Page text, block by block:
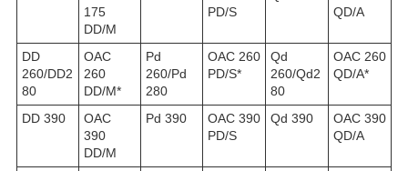
175
DD/M
PD/S
QD/A
DD
260/DD2
80
OAC
260
DD/M*
Pd
260/Pd
280
OAC 260
PD/S*
Qd
260/Qd2
80
OAC 260
QD/A*
DD 390
OAC
390
DD/M
Pd 390
OAC 390
PD/S
Qd 390
OAC 390
QD/A